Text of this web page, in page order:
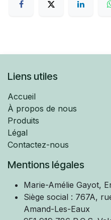
Liens utiles
Accueil
À propos de nous
Produits
Légal
Contactez-nous
Mentions légales
Marie-Amélie Gayot,
Siège social : 767A,
Amand-Les-Eaux